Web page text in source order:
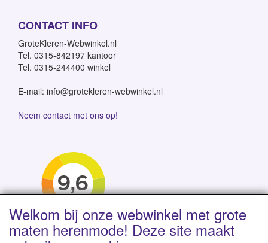
CONTACT INFO
GroteKleren-Webwinkel.nl
Tel. 0315-842197 kantoor
Tel. 0315-244400 winkel
E-mail: info@grotekleren-webwinkel.nl
Neem contact met ons op!
Welkom bij onze webwinkel met grote
maten herenmode! Deze site maakt